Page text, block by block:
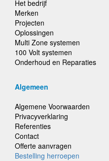
Het bedrijf
Merken
Projecten
Oplossingen
Multi Zone systemen
100 Volt systemen
Onderhoud en Reparaties
Algemeen
Algemene Voorwaarden
Privacyverklaring
Referenties
Contact
Offerte aanvragen
Bestelling herroepen